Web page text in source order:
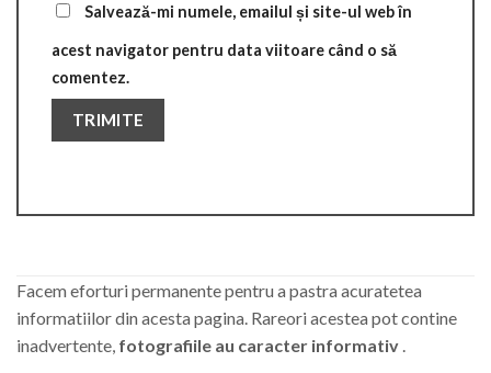
Salvează-mi numele, emailul și site-ul web în
acest navigator pentru data viitoare când o să
comentez.
Facem eforturi permanente pentru a pastra acuratetea
informatiilor din acesta pagina. Rareori acestea pot contine
inadvertente, fotografiile au caracter informativ .